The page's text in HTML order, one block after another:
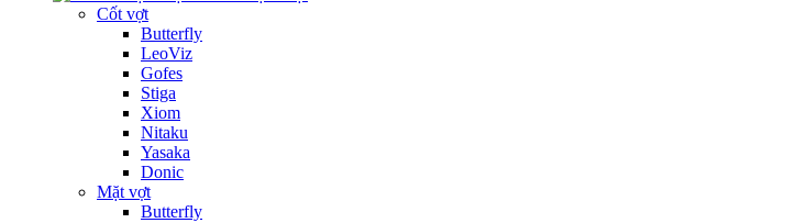
Cốt vợt
Butterfly
LeoViz
Gofes
Stiga
Xiom
Nitaku
Yasaka
Donic
Mặt vợt
Butterfly